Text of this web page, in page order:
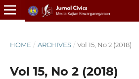
HOME / ARCHIVES / Vol 15, No 2 (2018)
Vol 15, No 2 (2018)